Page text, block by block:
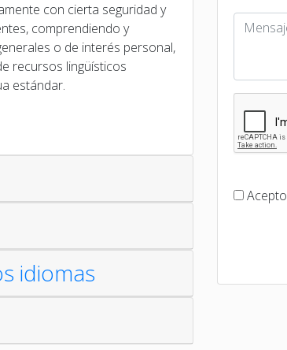
con cierta seguridad y
comprendiendo y
o de interés personal,
recursos lingüísticos
estándar.
idiomas
Acepto